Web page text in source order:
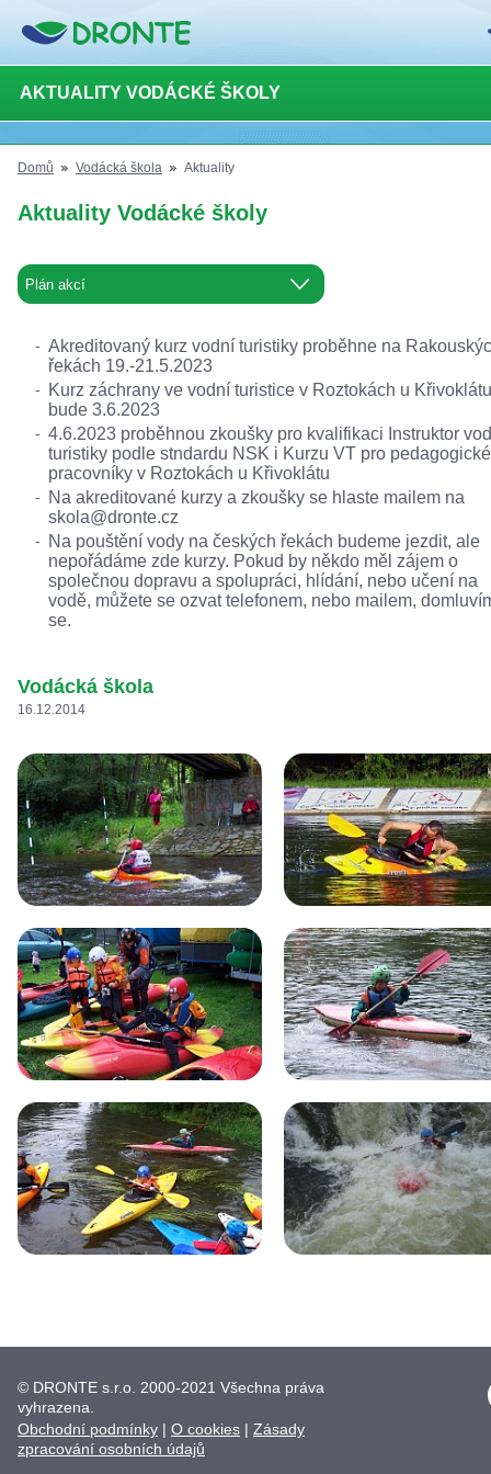
AKTUALITY VODÁCKÉ ŠKOLY
Domů Vodácká škola Aktuality
Aktuality Vodácké školy
Akreditovaný kurz vodní turistiky proběhne na
řekách 19.-21.5.2023
Kurz záchrany ve vodní turistice v Roztokách u Křivoklátu
bude 3.6.2023
4.6.2023 proběhnou zkoušky pro kvalifikaci Instruktor
turistiky podle stndardu NSK i Kurzu VT pro pedagogické
pracovníky v Roztokách u Křivoklátu
Na akreditované kurzy a zkoušky se hlaste mailem na
skola@dronte.cz
Na pouštění vody na českých řekách budeme jezdit, ale
nepořádáme zde kurzy. Pokud by někdo měl zájem o
společnou dopravu a spolupráci, hlídání, nebo učení na
vodě, můžete se ozvat telefonem, nebo mailem,
se.
Vodácká škola
16.12.2014
© DRONTE s.r.o. 2000-2021 Všechna práva
vyhrazena.
Obchodní podmínky | O cookies | Zásady
zpracování osobních údajů